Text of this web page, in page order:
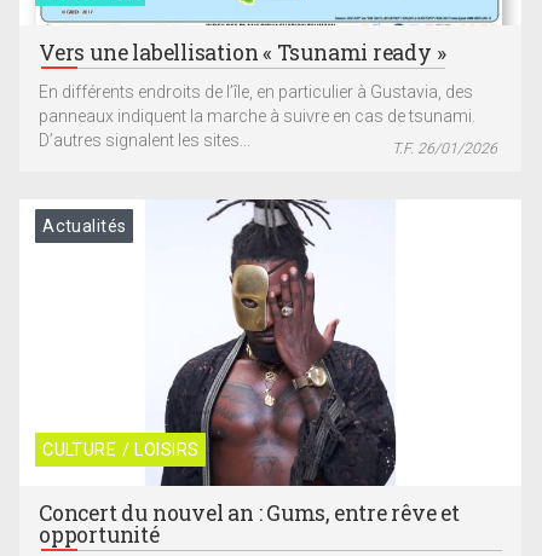
Vers une labellisation « Tsunami ready »
En différents endroits de l’île, en particulier à Gustavia, des
panneaux indiquent la marche à suivre en cas de tsunami.
D’autres signalent les sites...
T.F. 26/01/2026
CULTURE / LOISIRS
Actualités
Concert du nouvel an : Gums, entre rêve et
opportunité